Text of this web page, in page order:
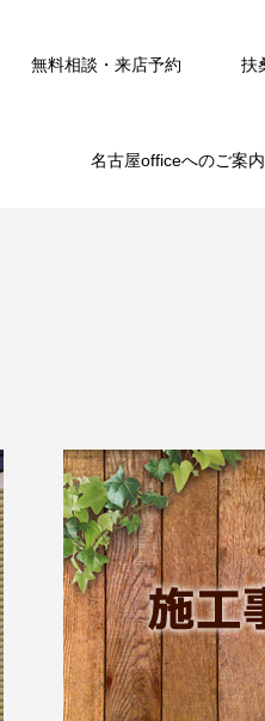
無料相談・来店予約 扶
名古屋officeへのご案内